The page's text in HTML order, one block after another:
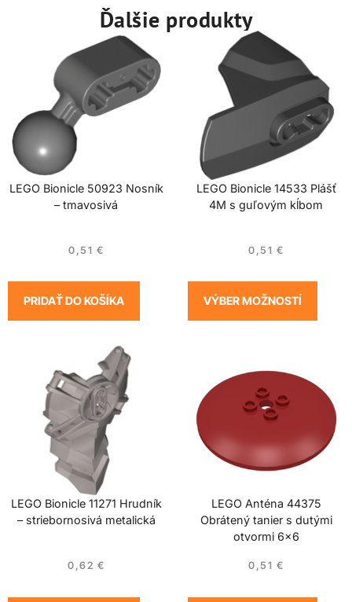
Ďalšie produkty
LEGO Bionicle 50923 Nosník
– tmavosivá
0,51 €
PRIDAŤ DO KOŠÍKA
LEGO Bionicle 14533 Plášť
4M s guľovým kĺbom
0,51 €
VÝBER MOŽNOSTÍ
LEGO Bionicle 11271 Hrudník
– striebornosivá metalická
0,62 €
LEGO Anténa 44375
Obrátený tanier s dutými
otvormi 6×6
0,51 €